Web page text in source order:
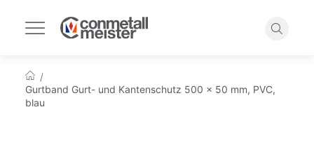
Navigation
umschalten
Suche
Startseite
Gurtband Gurt- und Kantenschutz 500 x 50 mm, PVC,
blau